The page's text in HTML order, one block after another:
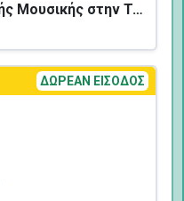
Βραδιά Ζωντανής Ελληνικής Μουσικής στην Ταβέρνα Κελάρι
ΔΩΡΕΑΝ ΕΙΣΟΔΟΣ